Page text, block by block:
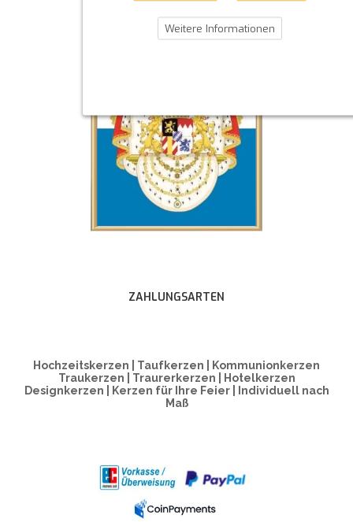
ZAHLUNGSARTEN
Hochzeitskerzen | Taufkerzen | Kommunionkerzen
Traukerzen | Traurerkerzen | Hotelkerzen
Designkerzen | Kerzen für Ihre Feier | Individuell nach
Maß
Weitere Informationen